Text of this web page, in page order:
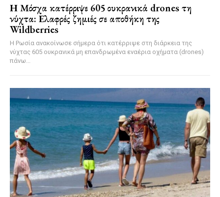
Η Μόσχα κατέρριψε 605 ουκρανικά drones τη
νύχτα: Ελαφρές ζημιές σε αποθήκη της
Wildberries
Η Ρωσία ανακοίνωσε σήμερα ότι κατέρριψε στη διάρκεια της
νύχτας 605 ουκρανικά μη επανδρωμένα εναέρια οχήματα (drones)
πάνω...